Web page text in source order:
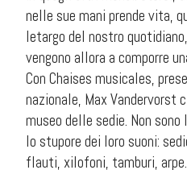
nelle sue mani prende vita,
letargo del nostro
vengono allora a comporre
Con Chaises musicales,
nazionale, Max Vandervorst
museo delle sedie. Non
lo stupore dei loro suoni:
flauti, xilofoni, tamburi,